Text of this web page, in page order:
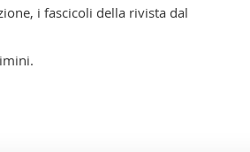
i fascicoli della rivista dal